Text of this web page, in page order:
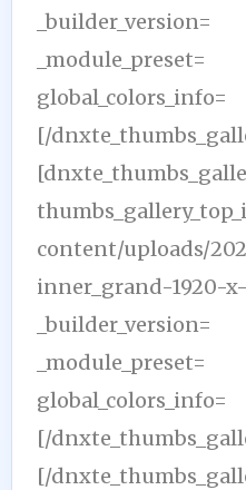
[/
content/uploads/
inner_grand-
[/
[/